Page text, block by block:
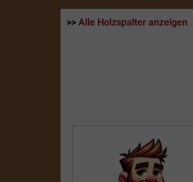
>> Alle Holzspalter anzeigen